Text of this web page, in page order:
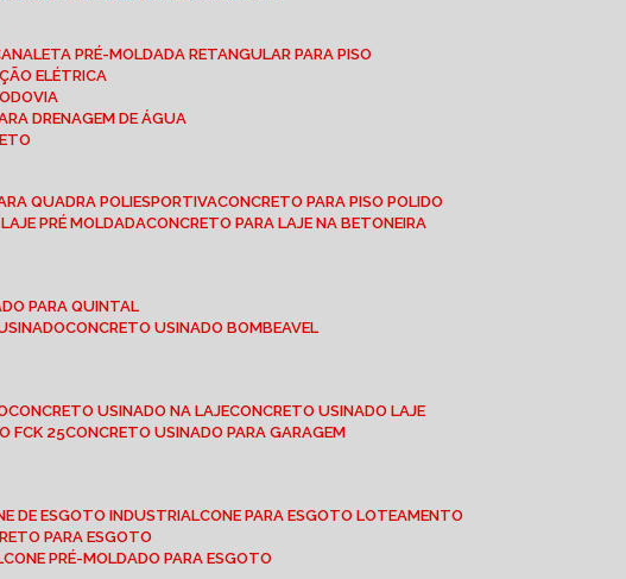
CANALETA PRÉ-MOLDADA RETANGULAR PARA PISO
ELÉTRICA
DRENAGEM DE ÁGUA
QUADRA POLIESPORTIVA
CONCRETO PARA PISO POLIDO
LAJE PRÉ MOLDADA CONCRETO PARA LAJE NA BETONEIRA
PARA QUINTAL
CONCRETO USINADO BOMBEAVEL
CONCRETO USINADO NA LAJE CONCRETO USINADO LAJE
FCK 25
CONCRETO USINADO PARA GARAGEM
DE ESGOTO INDUSTRIAL CONE PARA ESGOTO LOTEAMENTO
PARA ESGOTO
CONE PRÉ-MOLDADO PARA ESGOTO